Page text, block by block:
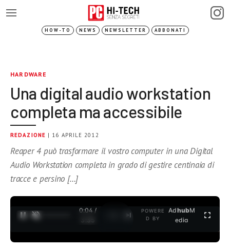
HOW-TO NEWS NEWSLETTER ABBONATI
HARDWARE
Una digital audio workstation
completa ma accessibile
REDAZIONE | 16 APRILE 2012
Reaper 4 può trasformare il vostro computer in una Digital
Audio Workstation completa in grado di gestire centinaia di
tracce e persino […]
0:04 /
3:35
POWERE
D BY
AdhubM
edia